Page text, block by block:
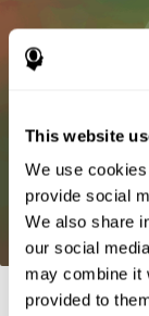
This website
We use
provide social
We also share
our social
may combine it
provided to